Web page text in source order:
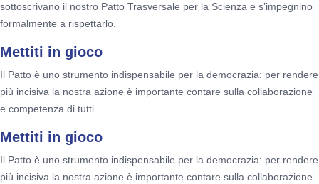
sottoscrivano il nostro Patto Trasversale per la Scienza e s’impegnino
formalmente a rispettarlo.
Mettiti in gioco
Il Patto è uno strumento indispensabile per la democrazia: per rendere
più incisiva la nostra azione è importante contare sulla collaborazione
e competenza di tutti.
Mettiti in gioco
Il Patto è uno strumento indispensabile per la democrazia: per rendere
più incisiva la nostra azione è importante contare sulla collaborazione